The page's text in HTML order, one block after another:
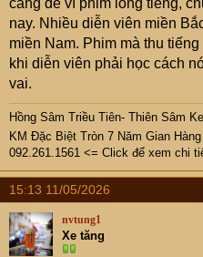
càng dễ vì phim lồng tiếng,
nay. Nhiều diễn viên miền
miền Nam. Phim mà thu
khi diễn viên phải học cách
vai.
Hồng Sâm Triều Tiên- Thiên Sâm
KM Đặc Biệt Tròn 7 Năm Gian Hàng
092.261.1561 <= Click để xem chi
15:13 11/05/2026
nvtung1
Xe tăng